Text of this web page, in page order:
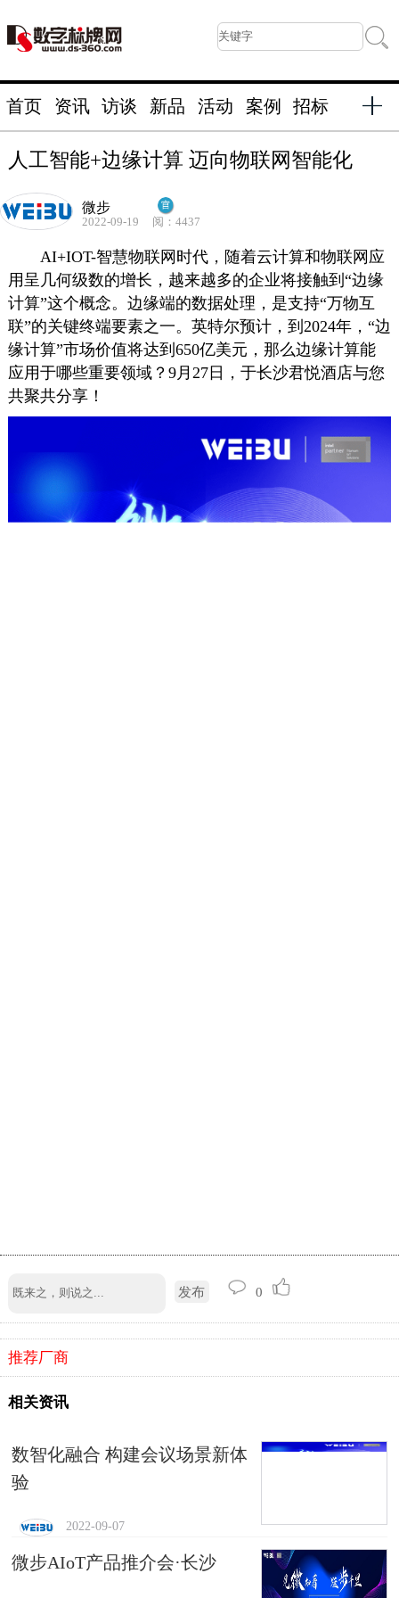
首页 资讯 访谈 新品 活动 案例 招标
人工智能+边缘计算 迈向物联网智能化
微步
2022-09-19 阅：4437
AI+IOT-智慧物联网时代，随着云计算和物联网应
用呈几何级数的增长，越来越多的企业将接触到“边缘
计算”这个概念。边缘端的数据处理，是支持“万物互
联”的关键终端要素之一。英特尔预计，到2024年，“边
缘计算”市场价值将达到650亿美元，那么边缘计算能
应用于哪些重要领域？9月27日，于长沙君悦酒店与您
共聚共分享！
发布 0
推荐厂商
相关资讯
数智化融合 构建会议场景新体
验
2022-09-07
微步AIoT产品推介会·长沙